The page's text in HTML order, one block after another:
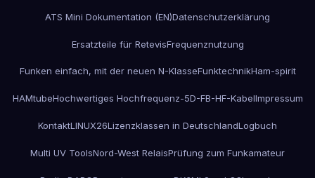
ATS Mini Dokumentation (EN)Datenschutzerklärung
Ersatzteile für RetevisFrequenznutzung
Funken einfach, mit der neuen N-KlasseFunktechnikHam-spirit
HAMtubeHochwertiges Hochfrequenz-5D-FB-HF-KabelImpressum
KontaktLINUX26Lizenzklassen in DeutschlandLogbuch
Multi UV ToolsNord-West RelaisPrüfung zum Funkamateur